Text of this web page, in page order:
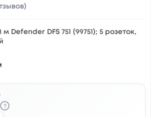
Defender DFS 751 (99751); 5 розеток,
?